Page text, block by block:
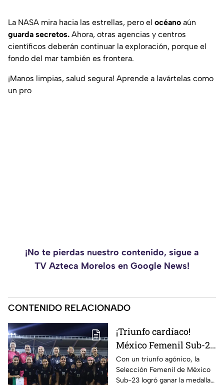
La NASA mira hacia las estrellas, pero el océano aún
guarda secretos. Ahora, otras agencias y centros
científicos deberán continuar la exploración, porque el
fondo del mar también es frontera.
¡Manos limpias, salud segura! Aprende a lavártelas como
un pro
¡No te pierdas nuestro contenido, sigue a
TV Azteca Morelos en Google News!
CONTENIDO RELACIONADO
¡Triunfo cardíaco!
México Femenil Sub-23
vence en penales a
Colombia en la final de
Con un triunfo agónico, la
Selección Femenil de México
Sub-23 logró ganar la medalla